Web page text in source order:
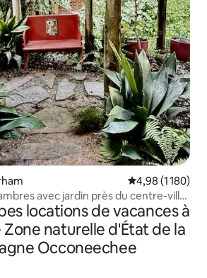
Évaluation
4,98 (1 180)
avec jardin près du centre-ville
locations de vacances à
naturelle d'État de la
Occoneechee